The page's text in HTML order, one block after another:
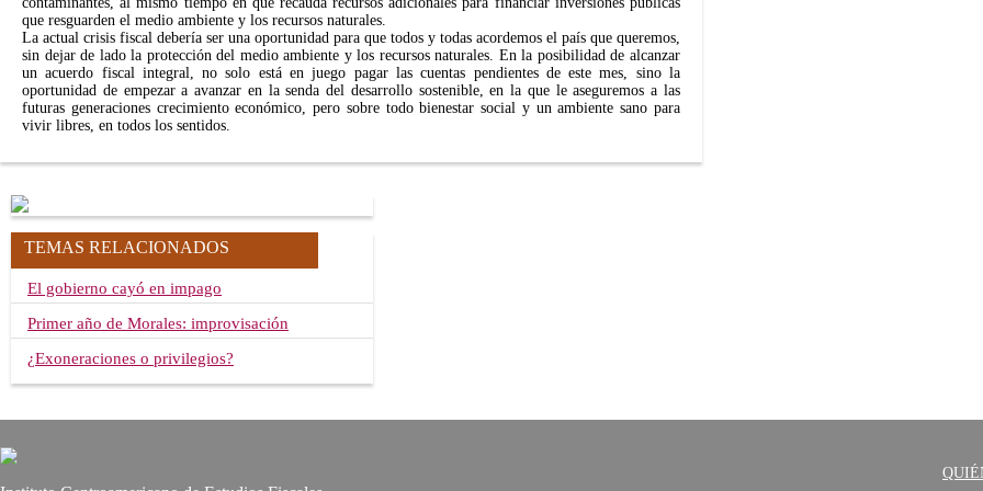
que resguarden el medio ambiente y los recursos naturales.
La actual crisis fiscal debería ser una oportunidad para que todos y todas acordemos el país que queremos,
sin dejar de lado la protección del medio ambiente y los recursos naturales. En la posibilidad de alcanzar
un acuerdo fiscal integral, no solo está en juego pagar las cuentas pendientes de este mes, sino la
oportunidad de empezar a avanzar en la senda del desarrollo sostenible, en la que le aseguremos a las
futuras generaciones crecimiento económico, pero sobre todo bienestar social y un ambiente sano para
vivir libres, en todos los sentidos.
TEMAS RELACIONADOS
El gobierno cayó en impago
Primer año de Morales: improvisación
¿Exoneraciones o privilegios?